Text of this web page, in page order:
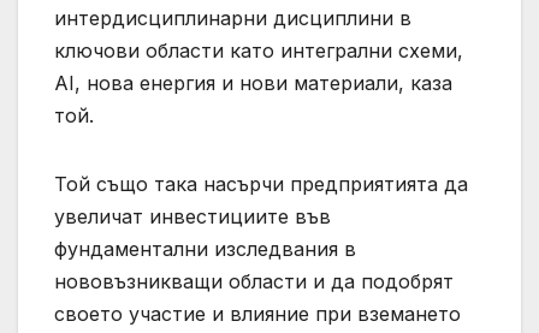
интердисциплинарни дисциплини в
ключови области като интегрални схеми,
AI, нова енергия и нови материали, каза
той.
Той също така насърчи предприятията да
увеличат инвестициите във
фундаментални изследвания в
нововъзникващи области и да подобрят
своето участие и влияние при вземането